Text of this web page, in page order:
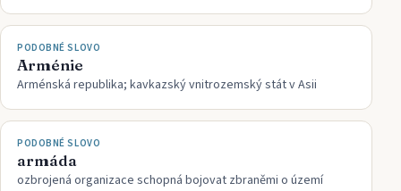
PODOBNÉ SLOVO
Arménie
Arménská republika; kavkazský vnitrozemský stát v Asii
PODOBNÉ SLOVO
armáda
ozbrojená organizace schopná bojovat zbraněmi o území